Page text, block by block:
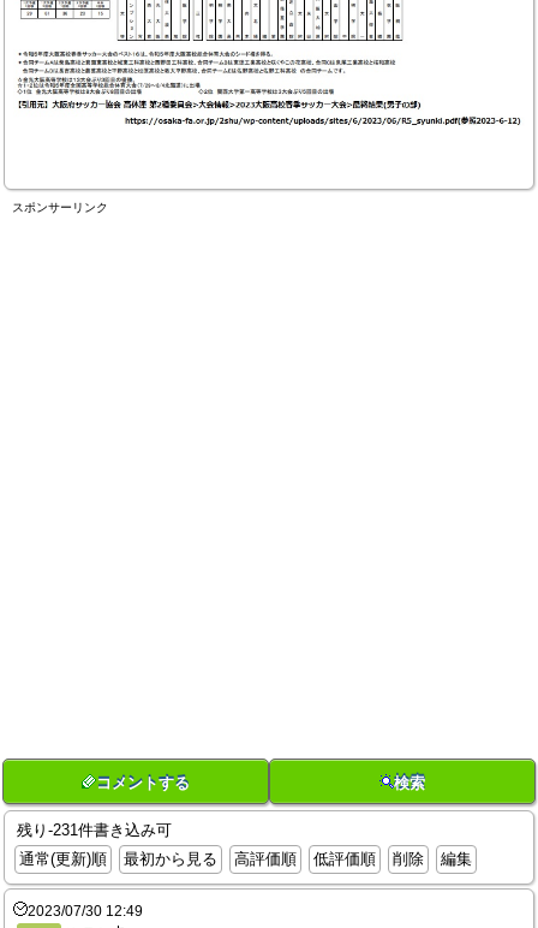
スポンサーリンク
コメントする 検索
残り-231件書き込み可
通常(更新)順
最初から見る 高評価順 低評価順 削除 編集
2023/07/30 12:49